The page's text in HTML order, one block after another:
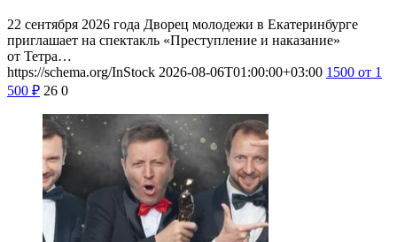
22 сентября 2026 года Дворец молодежи в Екатеринбурге
приглашает на спектакль «Преступление и наказание»
от Тетра…
https://schema.org/InStock 2026-08-06T01:00:00+03:00 1500 от 1
500 ₽ 26 0